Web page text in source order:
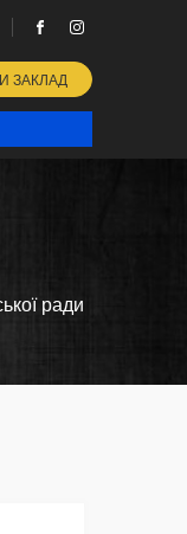
ЗАКЛАД
ради